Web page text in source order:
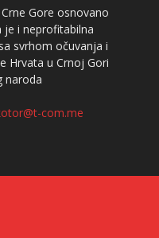
Gore osnovano
je i neprofitabilna
svrhom očuvanja i
Hrvata u Crnoj Gori
naroda
com.me